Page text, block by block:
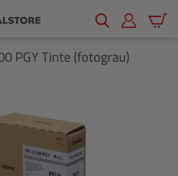
PGY Tinte (fotograu)